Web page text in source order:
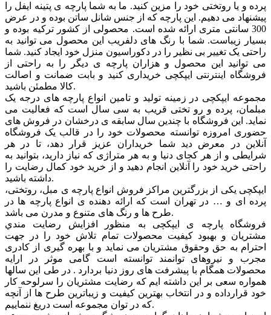
پرده و یا روتختی خود را مزین کنید. ما به شما پارچه ی پتینه ایفل را
پیشنهاد می دهیم. این پارچه که از جنس شانل ساتن بوده و در عرض
300 سانتی متری ارائه شده است. محصولی از کشور ترکیه بوده و
بسیار زیباست. شما با رنگ های دلفریب این محصول می توانید به
راحتی یک تغییر بی نظیر را در دکوراسیون منزل خود ایجاد کنید. شما
می توانید این محصول و هزاران پارچه ی دیگر را به راحتی از
فروشگاه اینترنتی ایپکچی خریداری کنید و بابت ضمانت و اصالت
کالا مطمئن باشید.
مجموعه ایپکچی در زمینه تولید و تامین انواع پارچه های درجه یک
مبلمان، پرده و رو تختی قریب به سی سال است که فعالیت می
نماید. این فروشگاه با چندین سال سابقه ی درخشان در فروش های
حضوری امروزه توانسته محصولات خود را در قالب یک فروشگاه
آنلاین در معرض دید شما خریداران عزیز قرار دهد، تا در هر
شرایطی و از هر کجای دنیا و به هر متراژی که نیاز دارید، بتوانید به
راحتی خرید خود را آنلاین انجام دهید و از خرید خود کمال رضایت را
داشته باشید.
ایپکچی یکی از بزرگترین مراکز فروش انواع پارچه ی مبل، روتختی،
پرده ای و … در تهران است که ارائه دهنده ی انواع پارچه ها در
طرح ها و رنگ های متنوع و مدرن می باشد.
فروشگاه پارچه ی ایپکچی به منظور افزايش رضايت مندي
مشتريان و بهبود کيفيت محصولات تمام تلاش خود را در جهت
احترام به حق وحقوق مشتريان می نماید و با بهره گیری از کادری
مجرب و نیروهای توانمند توانسته است گامی موثر در ارايه
محصولات همگام با پیشرفت های روز دنیا بردارد . در طی این سالها
همواره سعی بر این داشته ایم که رضایت مشتریان را سرلوحه کار
خود قرارداده و در انتخاب بهترین کیفیت و زیباترین طرح ها از آنچه
که در توان مجموعه است دریغ ننماییم.